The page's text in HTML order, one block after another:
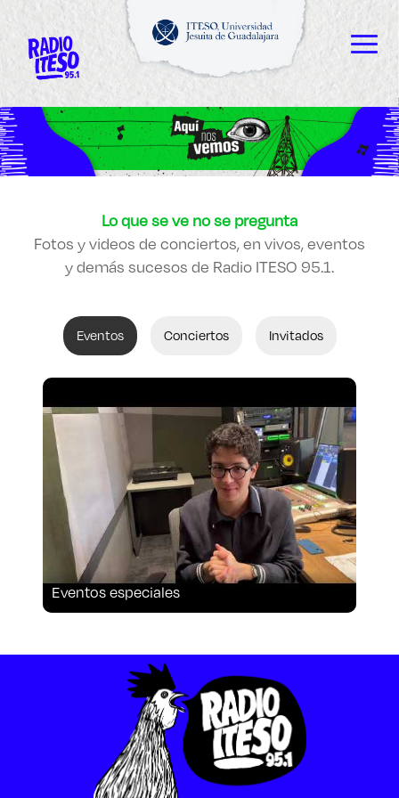
Explora sitios web, programas académicos,
actividades y noticias
Enlaces de interés
Aspirantes
Becas
Graduaciones
Derecho
Lo más buscado
ESCUCHAMOS
VEMOS
LEEMOS
Lo que se ve no se pregunta
Fotos y videos de conciertos, en vivos, eventos
y demás sucesos de Radio ITESO 95.1.
Eventos Conciertos Invitados
Eventos especiales